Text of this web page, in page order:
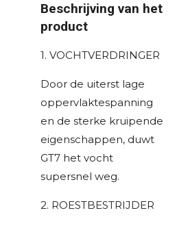
Beschrijving van het
product
1. VOCHTVERDRINGER
Door de uiterst lage
oppervlaktespanning
en de sterke kruipende
eigenschappen, duwt
GT7 het vocht
supersnel weg.
2. ROESTBESTRIJDER